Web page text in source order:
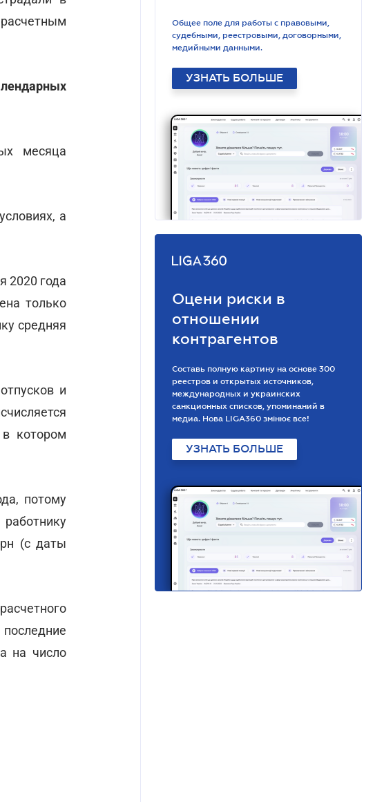
месяца
а
2020 года
только
средняя
и
котором
потому
(с даты
на число
Общее поле для работы с правовыми,
судебными, реестровыми, договорными,
медийными данными.
УЗНАТЬ БОЛЬШЕ
Оцени риски в
отношении
контрагентов
Составь полную картину на основе 300
реестров и открытых источников,
международных и украинских
санкционных списков, упоминаний в
медиа. Нова LIGA360 змінює все!
УЗНАТЬ БОЛЬШЕ